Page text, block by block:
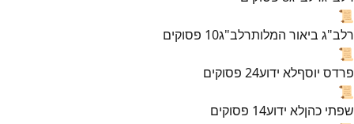
📜
רלב"ג ביאור המלותרלב"ג10 פסוקים
📜
פרדס יוסףלא ידוע24 פסוקים
📜
שפתי כהןלא ידוע14 פסוקים